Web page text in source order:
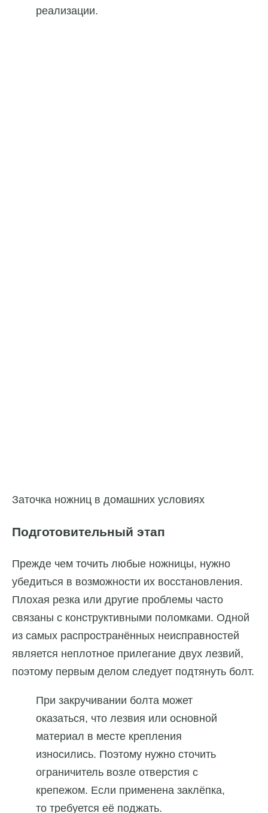
реализации.
Заточка ножниц в домашних условиях
Подготовительный этап
Прежде чем точить любые ножницы, нужно
убедиться в возможности их восстановления.
Плохая резка или другие проблемы часто
связаны с конструктивными поломками. Одной
из самых распространённых неисправностей
является неплотное прилегание двух лезвий,
поэтому первым делом следует подтянуть болт.
При закручивании болта может
оказаться, что лезвия или основной
материал в месте крепления
износились. Поэтому нужно сточить
ограничитель возле отверстия с
крепежом. Если применена заклёпка,
то требуется её поджать.